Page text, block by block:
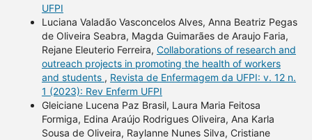
UFPI
Luciana Valadão Vasconcelos Alves, Anna Beatriz Pegas
de Oliveira Seabra, Magda Guimarães de Araujo Faria,
Rejane Eleuterio Ferreira, Collaborations of research and
outreach projects in promoting the health of workers
and students , Revista de Enfermagem da UFPI: v. 12 n.
1 (2023): Rev Enferm UFPI
Gleiciane Lucena Paz Brasil, Laura Maria Feitosa
Formiga, Edina Araújo Rodrigues Oliveira, Ana Karla
Sousa de Oliveira, Raylanne Nunes Silva, Cristiane